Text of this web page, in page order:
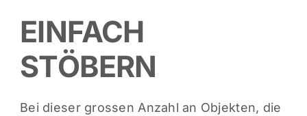
EINFACH
STÖBERN
Bei dieser grossen Anzahl an Objekten, die